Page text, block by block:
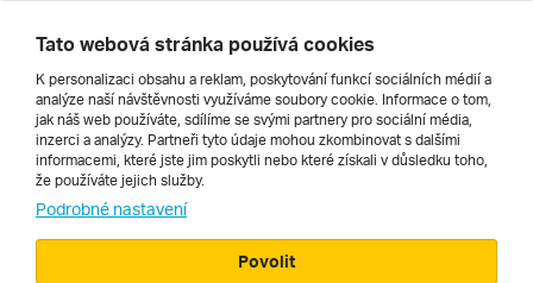
21 660 Kč 20 705 Kč
Všechny
Cestopisy
Tato webová stránka používá cookies
K personalizaci obsahu a reklam, poskytování funkcí sociálních médií a
analýze naší návštěvnosti využíváme soubory cookie. Informace o tom,
jak náš web používáte, sdílíme se svými partnery pro sociální média,
inzerci a analýzy. Partneři tyto údaje mohou zkombinovat s dalšími
informacemi, které jste jim poskytli nebo které získali v důsledku toho,
že používáte jejich služby.
Podrobné nastavení
Povolit